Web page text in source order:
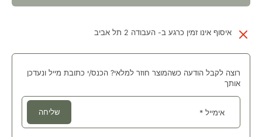
איסוף אינו זמין כרגע ב- העבודה 2 תל אביב
רוצה לקבל הודעה כשהמוצר חוזר למלאי? הכנס/י כתובת מייל ונעדכן
אותך
אימייל * שליחה